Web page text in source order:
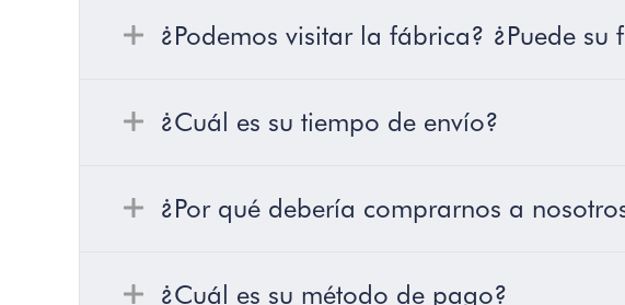
¿Podemos visitar la fábrica? ¿Puede
¿Cuál es su tiempo de envío?
¿Por qué debería comprarnos a
¿Cuál es su método de pago?